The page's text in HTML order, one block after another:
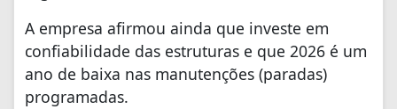
A empresa afirmou ainda que investe em
confiabilidade das estruturas e que 2026 é um
ano de baixa nas manutenções (paradas)
programadas.